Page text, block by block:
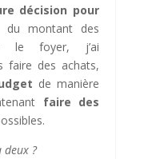
décision pour
du montant des
le foyer, j’ai
faire des achats,
de manière
faire des
deux ?